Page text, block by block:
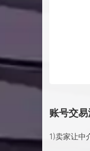
账号交
1)卖家让中